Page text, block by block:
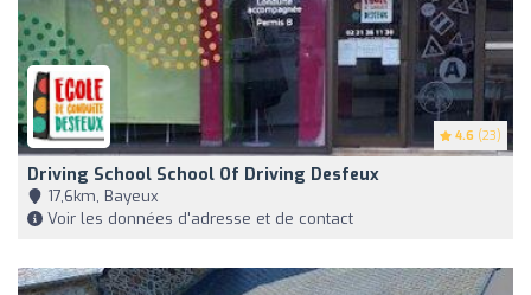
4.6 (23)
Driving School School Of Driving Desfeux
17,6km, Bayeux
Voir les données d'adresse et de contact